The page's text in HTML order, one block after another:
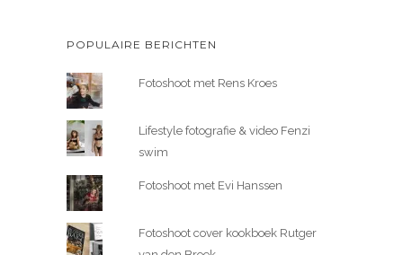
POPULAIRE BERICHTEN
Fotoshoot met Rens Kroes
Lifestyle fotografie & video Fenzi
swim
Fotoshoot met Evi Hanssen
Fotoshoot cover kookboek Rutger